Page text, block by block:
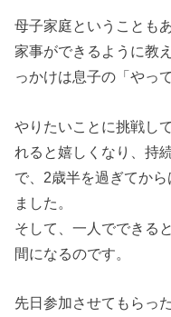
る家事お手伝
い①朝起きた
ら家中のカー
る家事お手伝
を手伝っても
らう
る家事お手伝
母子家庭ということも
家事ができるように教
っかけは息子の「やっ
やりたいことに挑戦し
れると嬉しくなり、持
で、2歳半を過ぎてか
ました。
そして、一人でできる
間になるのです。
先日参加させてもらっ